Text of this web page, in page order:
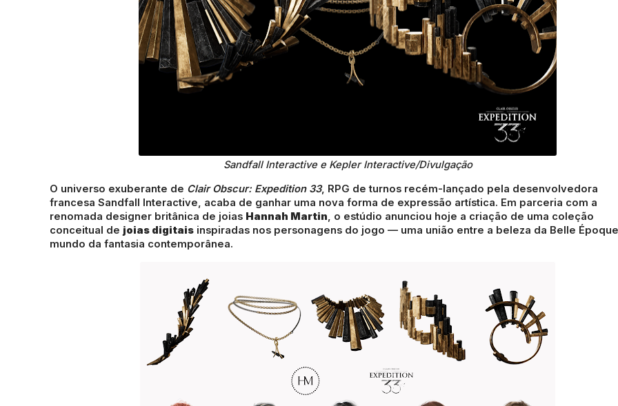
Sandfall Interactive e Kepler Interactive/Divulgação
O universo exuberante de Clair Obscur: Expedition 33, RPG de turnos recém-lançado pela desenvolvedora
francesa Sandfall Interactive, acaba de ganhar uma nova forma de expressão artística. Em parceria com a
renomada designer britânica de joias Hannah Martin, o estúdio anunciou hoje a criação de uma coleção
conceitual de joias digitais inspiradas nos personagens do jogo — uma união entre a beleza da Belle
mundo da fantasia contemporânea.